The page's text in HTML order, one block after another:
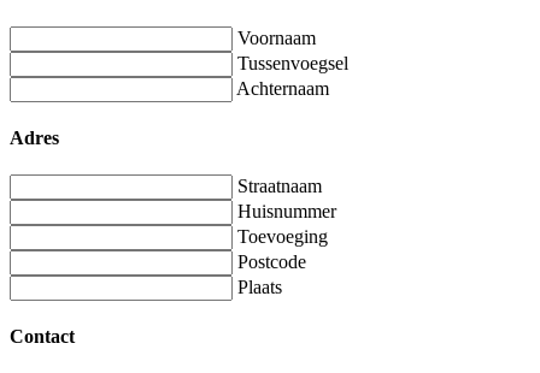
Voornaam
Tussenvoegsel
Achternaam
Adres
Straatnaam
Huisnummer
Toevoeging
Postcode
Plaats
Contact